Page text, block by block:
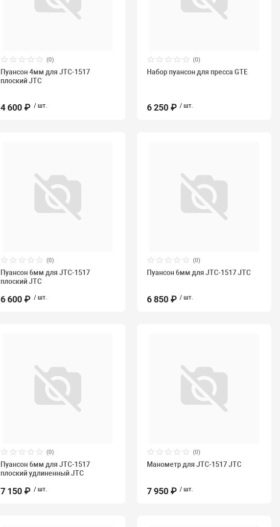
(0)
Пуансон 4мм для JTC-1517
плоский JTC
4 600 ₽ / шт.
(0)
Набор пуансон для пресса GTE
6 250 ₽ / шт.
(0)
Пуансон 6мм для JTC-1517
плоский JTC
6 600 ₽ / шт.
(0)
Пуансон 6мм для JTC-1517 JTC
6 850 ₽ / шт.
(0)
Пуансон 6мм для JTC-1517
плоский удлиненный JTC
7 150 ₽ / шт.
(0)
Манометр для JTC-1517 JTC
7 950 ₽ / шт.